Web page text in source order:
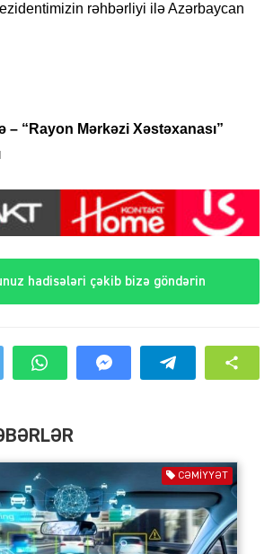
rəhbərliyi ilə Azərbaycan
– “Rayon Mərkəzi Xəstəxanası”
hadisələri çəkib bizə göndərin
CƏMIYYƏT